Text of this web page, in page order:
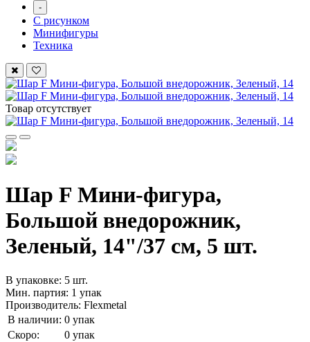
-
С рисунком
Минифигуры
Техника
Товар отсутствует
Шар F Мини-фигура,
Большой внедорожник,
Зеленый, 14"/37 см, 5 шт.
В упаковке: 5 шт.
Мин. партия: 1 упак
Производитель: Flexmetal
В наличии: 0 упак
Скоро:
0 упак